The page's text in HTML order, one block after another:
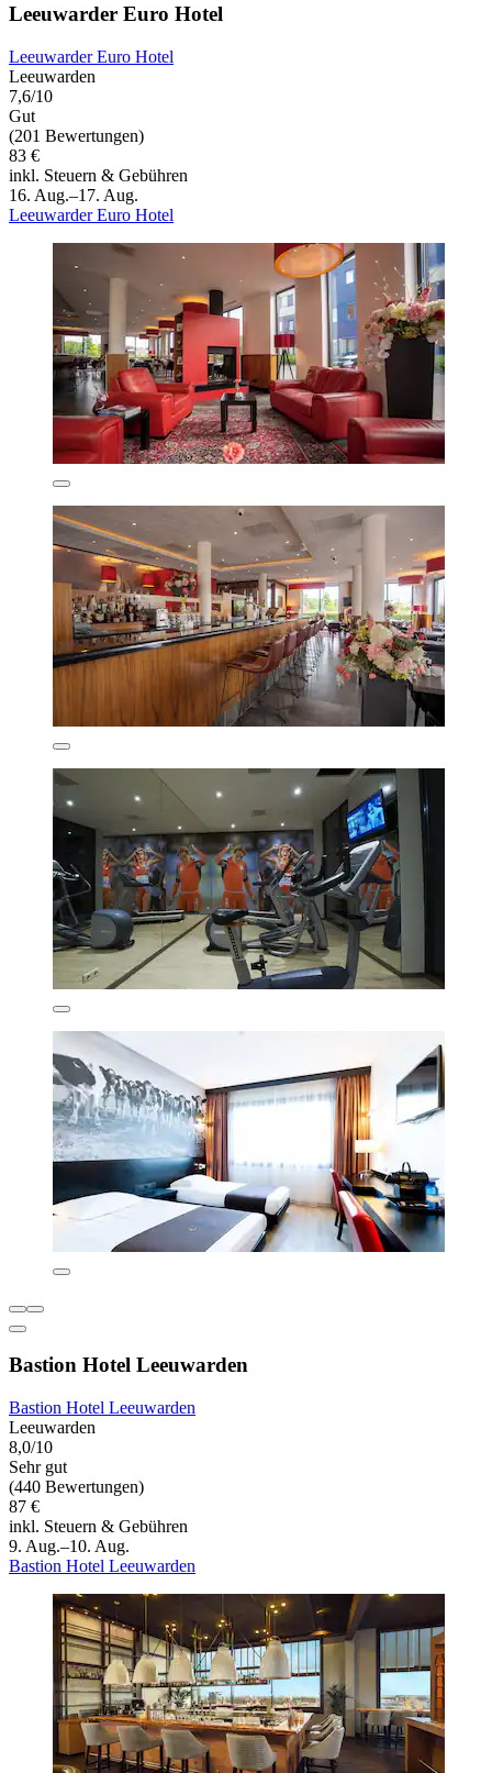
Leeuwarder Euro Hotel
Leeuwarder Euro Hotel
Leeuwarden
7,6/10
Gut
(201 Bewertungen)
83 €
inkl. Steuern & Gebühren
16. Aug.–17. Aug.
Leeuwarder Euro Hotel
Bastion Hotel Leeuwarden
Bastion Hotel Leeuwarden
Leeuwarden
8,0/10
Sehr gut
(440 Bewertungen)
87 €
inkl. Steuern & Gebühren
9. Aug.–10. Aug.
Bastion Hotel Leeuwarden